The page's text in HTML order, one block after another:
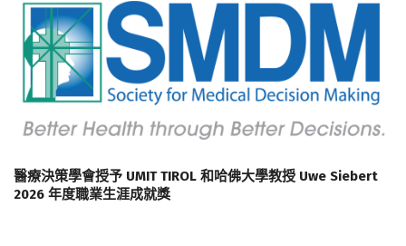
醫療決策學會授予 UMIT TIROL 和哈佛大學教授 Uwe Siebert
2026 年度職業生涯成就獎